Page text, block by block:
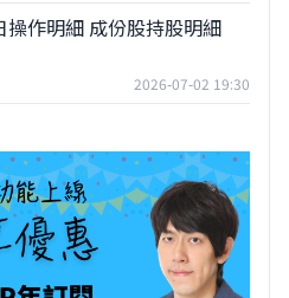
作明細 成份股持股明細
2026-07-02 19:30